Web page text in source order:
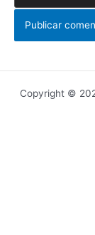
Copyright ©